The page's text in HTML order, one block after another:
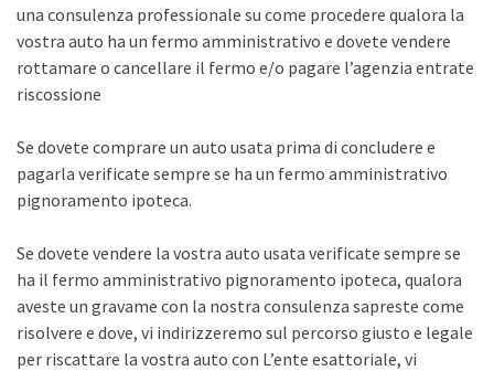
una consulenza professionale su come procedere qualora la
vostra auto ha un fermo amministrativo e dovete vendere
rottamare o cancellare il fermo e/o pagare l’agenzia entrate
riscossione
Se dovete comprare un auto usata prima di concludere e
pagarla verificate sempre se ha un fermo amministrativo
pignoramento ipoteca.
Se dovete vendere la vostra auto usata verificate sempre se
ha il fermo amministrativo pignoramento ipoteca, qualora
aveste un gravame con la nostra consulenza sapreste come
risolvere e dove, vi indirizzeremo sul percorso giusto e legale
per riscattare la vostra auto con L’ente esattoriale, vi